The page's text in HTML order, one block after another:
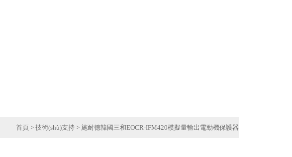
首頁 > 技術(shù)支持 > 施耐德韓國三和EOCR-IFM420模擬量輸出電動機保護器